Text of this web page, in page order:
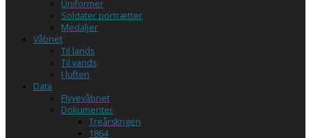
Uniformer
Soldater portrætter
Medaljer
Våbnet
Til lands
Til vands
I luften
Data
Flyvevåbnet
Dokumenter
Treårskrigen
1864